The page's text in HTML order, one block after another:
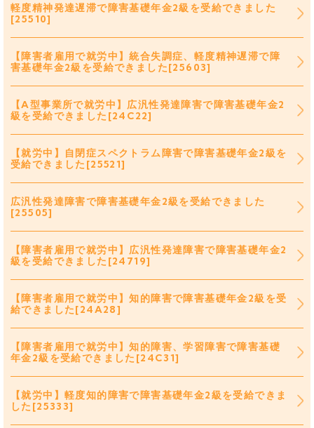
軽度精神発達遅滞で障害基礎年金2級を受給できました
[25510]
【障害者雇用で就労中】統合失調症、軽度精神遅滞で障
害基礎年金2級を受給できました[25603]
【A型事業所で就労中】広汎性発達障害で障害基礎年金2
級を受給できました[24C22]
【就労中】自閉症スペクトラム障害で障害基礎年金2級を
受給できました[25521]
広汎性発達障害で障害基礎年金2級を受給できました
[25505]
【障害者雇用で就労中】広汎性発達障害で障害基礎年金2
級を受給できました[24719]
【障害者雇用で就労中】知的障害で障害基礎年金2級を受
給できました[24A28]
【障害者雇用で就労中】知的障害、学習障害で障害基礎
年金2級を受給できました[24C31]
【就労中】軽度知的障害で障害基礎年金2級を受給できま
した[25333]